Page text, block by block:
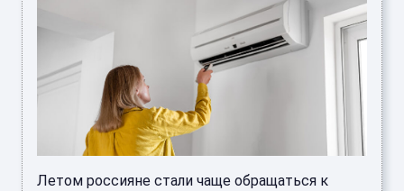
Летом россияне стали чаще обращаться к